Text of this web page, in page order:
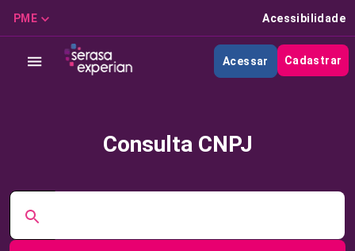
PME Acessibilidade
Acessar Cadastrar
Consulta CNPJ